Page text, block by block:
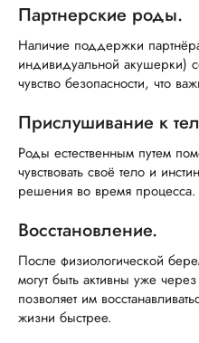
Партнерские роды.
Наличие поддержки
индивидуальной акушерки)
чувство безопасности, что
Прислушивание к
Роды естественным путем
чувствовать своё тело и
решения во время процесса.
Восстановление.
После физиологической
могут быть активны уже
позволяет им
жизни быстрее.